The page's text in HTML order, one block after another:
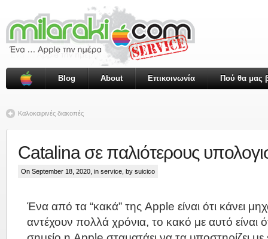
Blog About Επικοινωνία Πού θα μας
Καλοκαιρινές διακοπές
Catalina σε παλιότερους
On September 18, 2020, in service , by suicico
Ένα από τα “κακά” της Apple είναι ότι κάνει
αντέχουν πολλά χρόνια, το κακό με αυτό είναι